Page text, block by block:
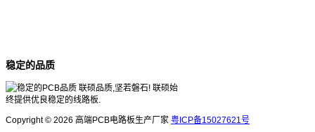
稳定的品质
联硕品质,坚若磐石! 联硕始
终提供优良稳定的线路板.
Copyright © 2026 高端PCB电路板生产厂家 粤ICP备15027621号